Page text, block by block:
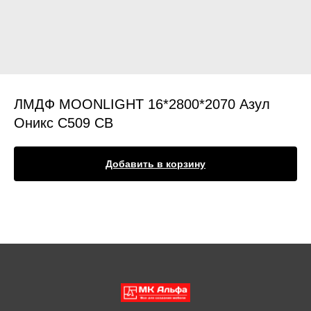
ЛМДФ MOONLIGHT 16*2800*2070 Азул
Оникс С509 CB
Добавить в корзину